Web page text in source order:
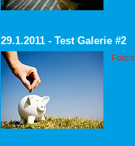
29.1.2011 - Test Galerie #2
Foto's